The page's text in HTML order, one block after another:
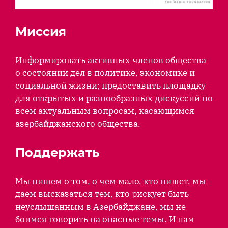
Миссия
Информировать активных членов общества
о состоянии дел в политике, экономике и
социальной жизни; предоставить площадку
для открытых и разнообразных дискуссий по
всем актуальным вопросам, касающимся
азербайджанского общества.
Поддержать
Мы пишем о том, о чем мало, кто пишет, мы
даем высказаться тем, кто рискует быть
неуслышанным в Азербайджане, мы не
боимся говорить на опасные темы. И нам